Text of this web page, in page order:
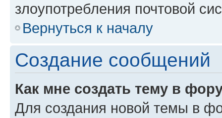
злоупотребления почтовой
Вернуться к началу
Создание сообщений
Как мне создать тему в
Для создания новой темы в